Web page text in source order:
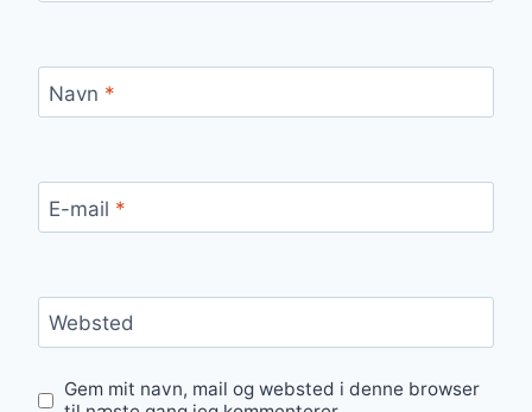
Navn *
E-mail *
Websted
Gem mit navn, mail og websted i denne browser